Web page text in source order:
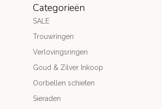
Categorieën
SALE
Trouwringen
Verlovingsringen
Goud & Zilver Inkoop
Oorbellen schieten
Sieraden